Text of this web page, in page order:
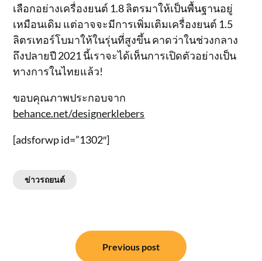
เลือกอย่างเครื่องยนต์ 1.8 ลิตรมาให้เป็นพื้นฐานอยู่
เหมือนเดิม แต่อาจจะมีการเพิ่มเติมเครื่องยนต์ 1.5
ลิตรเทอร์โบมาให้ในรุ่นที่สูงขึ้น คาดว่าในช่วงกลาง
ถึงปลายปี 2021 นี้เราจะได้เห็นการเปิดตัวอย่างเป็น
ทางการในไทยแล้ว!
ขอบคุณภาพประกอบจาก
behance.net/designerklebers
[adsforwp id=”1302″]
ข่าวรถยนต์
Previous post